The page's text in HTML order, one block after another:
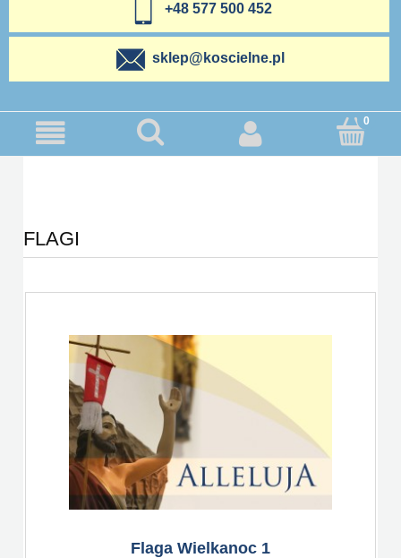
+48 577 500 452
sklep@koscielne.pl
FLAGI
Flaga Wielkanoc 1